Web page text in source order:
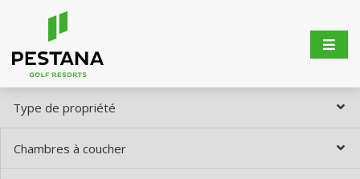
Type de propriété
Chambres à coucher